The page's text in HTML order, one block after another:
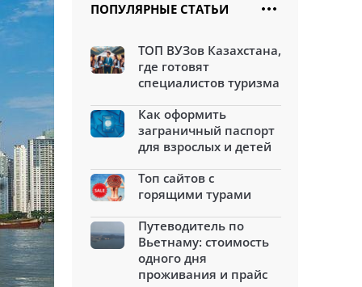
ПОПУЛЯРНЫЕ СТАТЬИ
ТОП ВУЗов Казахстана,
где готовят
специалистов туризма
Как оформить
заграничный паспорт
для взрослых и детей
Топ сайтов с
горящими турами
Путеводитель по
Вьетнаму: стоимость
одного дня
проживания и прайс